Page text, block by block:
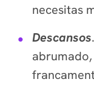
necesitas
Descansos